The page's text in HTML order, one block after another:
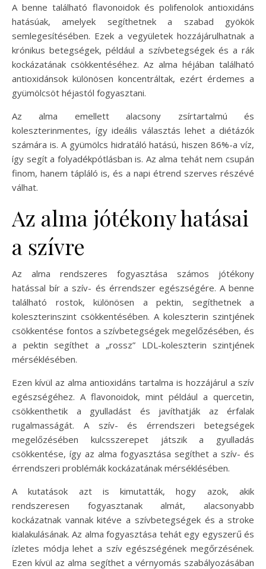
A benne található flavonoidok és polifenolok antioxidáns
hatásúak, amelyek segíthetnek a szabad gyökök
semlegesítésében. Ezek a vegyületek hozzájárulhatnak a
krónikus betegségek, például a szívbetegségek és a rák
kockázatának csökkentéséhez. Az alma héjában található
antioxidánsok különösen koncentráltak, ezért érdemes a
gyümölcsöt héjastól fogyasztani.
Az alma emellett alacsony zsírtartalmú és
koleszterinmentes, így ideális választás lehet a diétázók
számára is. A gyümölcs hidratáló hatású, hiszen 86%-a víz,
így segít a folyadékpótlásban is. Az alma tehát nem csupán
finom, hanem tápláló is, és a napi étrend szerves részévé
válhat.
Az alma jótékony hatásai
a szívre
Az alma rendszeres fogyasztása számos jótékony
hatással bír a szív- és érrendszer egészségére. A benne
található rostok, különösen a pektin, segíthetnek a
koleszterinszint csökkentésében. A koleszterin szintjének
csökkentése fontos a szívbetegségek megelőzésében, és
a pektin segíthet a „rossz” LDL-koleszterin szintjének
mérséklésében.
Ezen kívül az alma antioxidáns tartalma is hozzájárul a szív
egészségéhez. A flavonoidok, mint például a quercetin,
csökkenthetik a gyulladást és javíthatják az érfalak
rugalmasságát. A szív- és érrendszeri betegségek
megelőzésében kulcsszerepet játszik a gyulladás
csökkentése, így az alma fogyasztása segíthet a szív- és
érrendszeri problémák kockázatának mérséklésében.
A kutatások azt is kimutatták, hogy azok, akik
rendszeresen fogyasztanak almát, alacsonyabb
kockázatnak vannak kitéve a szívbetegségek és a stroke
kialakulásának. Az alma fogyasztása tehát egy egyszerű és
ízletes módja lehet a szív egészségének megőrzésének.
Ezen kívül az alma segíthet a vérnyomás szabályozásában